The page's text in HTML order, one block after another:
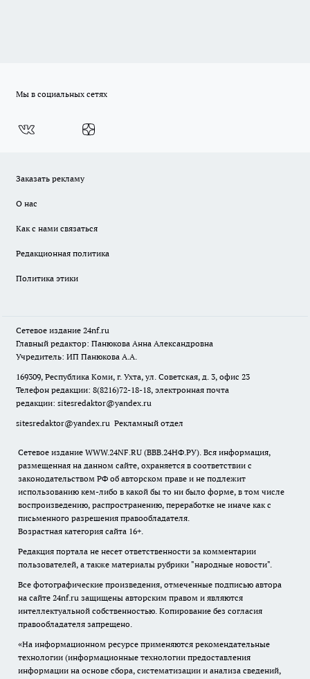
Мы в социальных сетях
Заказать рекламу
О нас
Как с нами связаться
Редакционная политика
Политика этики
Сетевое издание 24nf.ru
Главный редактор: Панюкова Анна Александровна
Учредитель: ИП Панюкова А.А.
169309, Республика Коми, г. Ухта, ул. Советская, д. 3, офис 23
Телефон редакции: 8(8216)72-18-18, электронная почта
редакции: sitesredaktor@yandex.ru
sitesredaktor@yandex.ru Рекламный отдел
Сетевое издание WWW.24NF.RU (ВВВ.24НФ.РУ). Вся информация,
размещенная на данном сайте, охраняется в соответствии с
законодательством РФ об авторском праве и не подлежит
использованию кем-либо в какой бы то ни было форме, в том числе
воспроизведению, распространению, переработке не иначе как с
письменного разрешения правообладателя.
Возрастная категория сайта 16+.
Редакция портала не несет ответственности за комментарии
пользователей, а также материалы рубрики "народные новости".
Все фотографические произведения, отмеченные подписью автора
на сайте 24nf.ru защищены авторским правом и являются
интеллектуальной собственностью. Копирование без согласия
правообладателя запрещено.
«На информационном ресурсе применяются рекомендательные
технологии (информационные технологии предоставления
информации на основе сбора, систематизации и анализа сведений,